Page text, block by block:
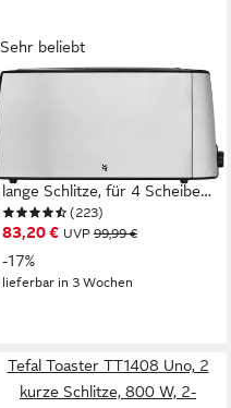
Sehr beliebt
Toast, Brötchenaufsatz, 2
lange Schlitze, für 4 Scheiben,
1550 W, 6 Bräunungsstufen,
Brotzentrierung,
Krümelschublade, Cromargan
(223)
83,20 € UVP 99,99 €
-17%
lieferbar in 3 Wochen
Tefal Toaster TT1408 Uno, 2
kurze Schlitze, 800 W, 2-